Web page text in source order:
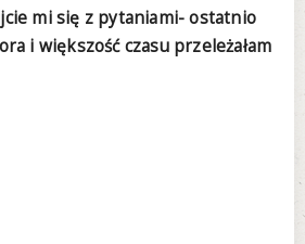
mi się z pytaniami- ostatnio
i większość czasu przeleżałam